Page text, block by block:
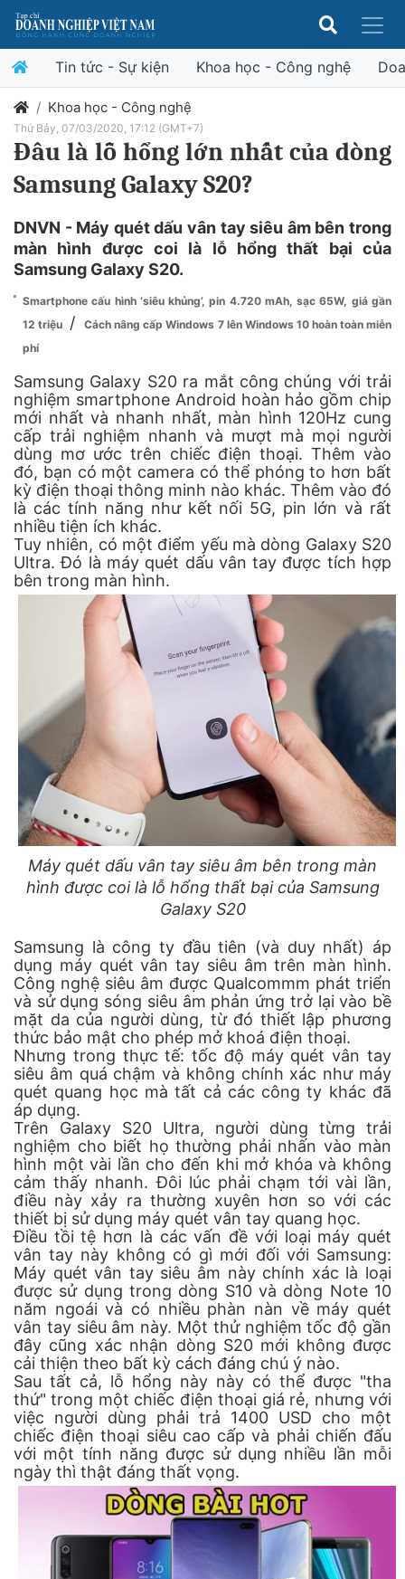
Tin tức - Sự kiện Khoa học - Công nghệ
Khoa học - Công nghệ
Thứ Bảy, 07/03/2020, 17:12 (GMT+7)
Đâu là lỗ hổng lớn nhất của dòng
Samsung Galaxy S20?
DNVN - Máy quét dấu vân tay siêu âm bên trong
màn hình được coi là lỗ hổng thất bại của
Samsung Galaxy S20.
Smartphone cấu hình ‘siêu khủng’, pin 4.720 mAh, sạc 65W, giá gần
12 triệu /
Cách nâng cấp Windows 7 lên Windows 10 hoàn toàn miễn
phí
Samsung Galaxy S20 ra mắt công chúng với trải
nghiệm smartphoneAndroid hoàn hảo gồm chip
mới nhất và nhanh nhất, màn hình 120Hz cung
cấp trải nghiệm nhanh và mượt mà mọi người
dùng mơ ước trên chiếc điện thoại. Thêm vào
đó, bạn có một camera có thể phóng to hơn bất
kỳ điện thoại thông minh nào khác. Thêm vào đó
là các tính năng như kết nối 5G, pin lớn và rất
nhiều tiện ích khác.
Tuy nhiên, có một điểm yếu mà dòng Galaxy S20
Ultra. Đó là máy quét dấu vân tay được tích hợp
bên trong màn hình.
Máy quét dấu vân tay siêu âm bên trong màn
hình được coi là lỗ hổng thất bại của Samsung
Galaxy S20
Samsung là công ty đầu tiên (và duy nhất) áp
dụng máy quét vân tay siêu âm trên màn hình.
Công nghệ siêu âm được Qualcommm phát triển
và sử dụng sóng siêu âm phản ứng trở lại vào bề
mặt da của người dùng, từ đó thiết lập phương
thức bảo mật cho phép mở khoá điện thoại.
Nhưng trong thực tế: tốc độ máy quét vân tay
siêu âm quá chậm và không chính xác như máy
quét quang học mà tất cả các công ty khác đã
áp dụng.
Trên Galaxy S20 Ultra, người dùng từng trải
nghiệm cho biết họ thường phải nhấn vào màn
hình một vài lần cho đến khi mở khóa và không
cảm thấy nhanh. Đôi lúc phải chạm tới vài lần,
điều này xảy ra thường xuyên hơn so với các
thiết bị sử dụng máy quét vân tay quang học.
Điều tồi tệ hơn là các vấn đề với loại máy quét
vân tay này không có gì mới đối với Samsung:
Máy quét vân tay siêu âm này chính xác là loại
được sử dụng trong dòng S10 và dòng Note 10
năm ngoái và có nhiều phàn nàn về máy quét
vân tay siêu âm này. Một thử nghiệm tốc độ gần
đây cũng xác nhận dòng S20 mới không được
cải thiện theo bất kỳ cách đáng chú ý nào.
Sau tất cả, lỗ hổng này này có thể được "tha
thứ" trong một chiếc điện thoại giá rẻ, nhưng với
việc người dùng phải trả 1400 USD cho một
chiếc điện thoại siêu cao cấp và phải chiến đấu
với một tính năng được sử dụng nhiều lần mỗi
ngày thì thật đáng thất vọng.